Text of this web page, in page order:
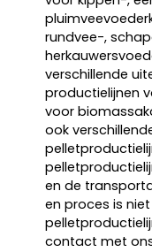
rundvee-,
verschillende
productielijnen
voor
ook
en de
en proces is
contact met